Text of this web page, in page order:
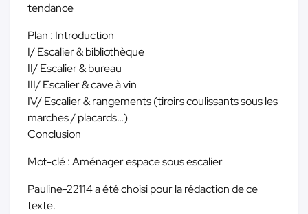
tendance
Plan : Introduction
I/ Escalier & bibliothèque
II/ Escalier & bureau
III/ Escalier & cave à vin
IV/ Escalier & rangements (tiroirs coulissants sous les
marches / placards…)
Conclusion
Mot-clé : Aménager espace sous escalier
Pauline-22114 a été choisi pour la rédaction de ce
texte.